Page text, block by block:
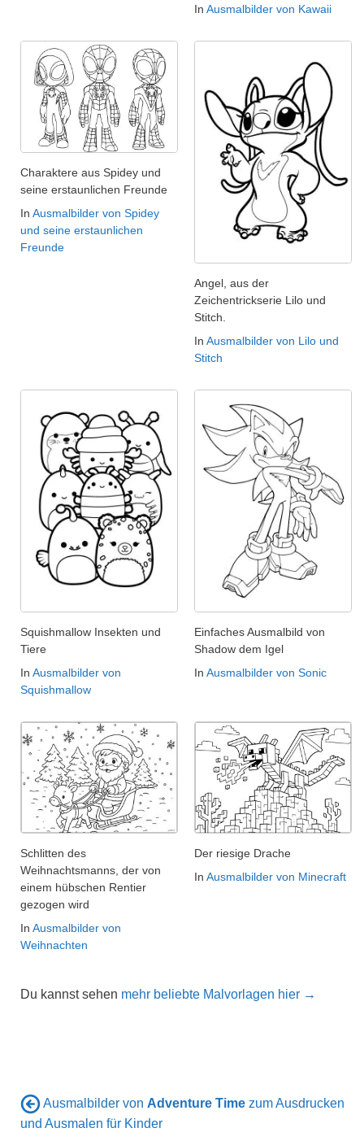
In Ausmalbilder von Kawaii
Charaktere aus Spidey und
seine erstaunlichen Freunde
In Ausmalbilder von Spidey
und seine erstaunlichen
Freunde
Angel, aus der
Zeichentrickserie Lilo und
Stitch.
In Ausmalbilder von Lilo und
Stitch
Squishmallow Insekten und
Tiere
In Ausmalbilder von
Squishmallow
Einfaches Ausmalbild von
Shadow dem Igel
In Ausmalbilder von Sonic
Schlitten des
Weihnachtsmanns, der von
einem hübschen Rentier
gezogen wird
In Ausmalbilder von
Weihnachten
Der riesige Drache
In Ausmalbilder von Minecraft
Du kannst sehen mehr beliebte Malvorlagen hier →
Ausmalbilder von Adventure Time zum Ausdrucken
und Ausmalen für Kinder